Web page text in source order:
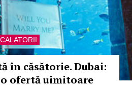
CALATORII
în căsătorie. Dubai:
ofertă uimitoare